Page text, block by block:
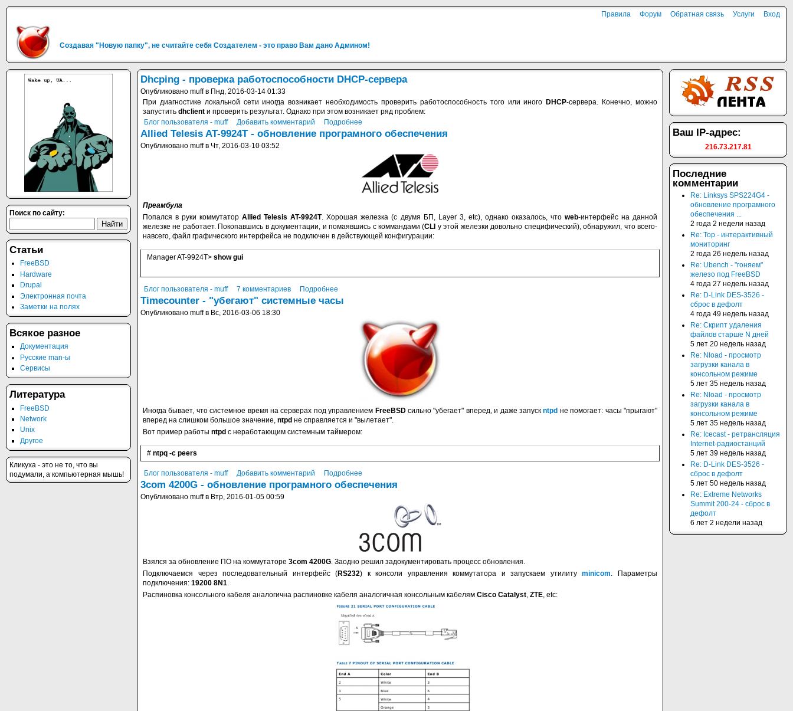
Создавая "Новую папку", не считайте себя Создателем - это право Вам дано Админом!
Правила Форум Обратная связь Услуги Вход
Dhcping - проверка работоспособности DHCP-сервера
Опубликовано muff в Пнд, 2016-03-14 01:33
При диагностике локальной сети иногда возникает необходимость проверить работоспособность того или иного DHCP-сервера. Конечно, можно
запустить dhclient и проверить результат. Однако при этом возникает ряд проблем:
Блог пользователя - muff
Добавить комментарий Подробнее
Allied Telesis AT-9924T - обновление програмного обеспечения
Опубликовано muff в Чт, 2016-03-10 03:52
Преамбула
Попался в руки коммутаторAllied Telesis AT-9924T. Хорошая железка (с двумя БП, Layer 3, etc), однако оказалось, что web-интерфейс на данной
железке не работает. Покопавшись в документации, и помаявшись с коммандами (CLI у этой железки довольно специфический), обнаружил, что всего-
навсего, файл графического интерфейса не подключен в действующей конфигурации:
Manager AT-9924T> show gui
Блог пользователя - muff 7 комментариев Подробнее
Timecounter - "убегают" системные часы
Опубликовано muff в Вс, 2016-03-06 18:30
Иногда бывает, что системное время на серверах под управлением FreeBSDсильно "убегает" вперед, и даже запускntpd не помогает: часы "прыгают"
вперед на слишком большое значение, ntpd не справляется и "вылетает".
Вот пример работы ntpd c неработающим системным таймером:
# ntpq -c peers
Блог пользователя - muff Добавить комментарий Подробнее
3com 4200G - обновление програмного обеспечения
Опубликовано muff в Втр, 2016-01-05 00:59
Взялся за обновление ПО на коммутаторе 3com 4200G. Заодно решил задокументировать процесс обновления.
Подключаемся через последовательный интерфейс (RS232) к консоли управления коммутатора и запускаем утилитуminicom. Параметры
подключения: 19200 8N1.
Распиновка консольного кабеля аналогична распиновке кабеля аналогичная консольным кабелям Cisco Catalyst, ZTE, etc:
Поиск по сайту:
Статьи
FreeBSD
Hardware
Drupal
Электронная почта
Заметки на полях
Всякое разное
Документация
Русские man-ы
Сервисы
Литература
FreeBSD
Network
Unix
Другое
Кликуха - это не то, что вы
подумали, а компьютерная мышь!
Ваш IP-адрес:
216.73.217.81
Последние
комментарии
Re: Linksys SPS224G4 -
обновление програмного
обеспечения ...
2 года 2 недели назад
Re: Top - интерактивный
мониторинг
2 года 26 недель назад
Re: Ubench - "гоняем"
железо под FreeBSD
4 года 27 недель назад
Re: D-Link DES-3526 -
сброс в дефолт
4 года 49 недель назад
Re: Скрипт удаления
файлов старше N дней
5 лет 20 недель назад
Re: Nload - просмотр
загрузки канала в
консольном режиме
5 лет 35 недель назад
Re: Nload - просмотр
загрузки канала в
консольном режиме
5 лет 35 недель назад
Re: Icecast - ретрансляция
Internet-радиостанций
5 лет 39 недель назад
Re: D-Link DES-3526 -
сброс в дефолт
5 лет 50 недель назад
Re: Extreme Networks
Summit 200-24 - сброс в
дефолт
6 лет 2 недели назад